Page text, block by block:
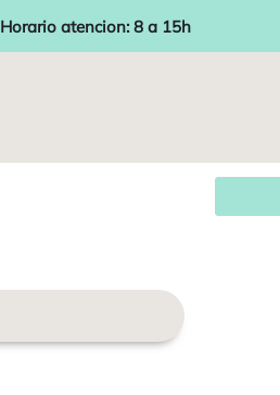
Horario atencion: 8 a 15h